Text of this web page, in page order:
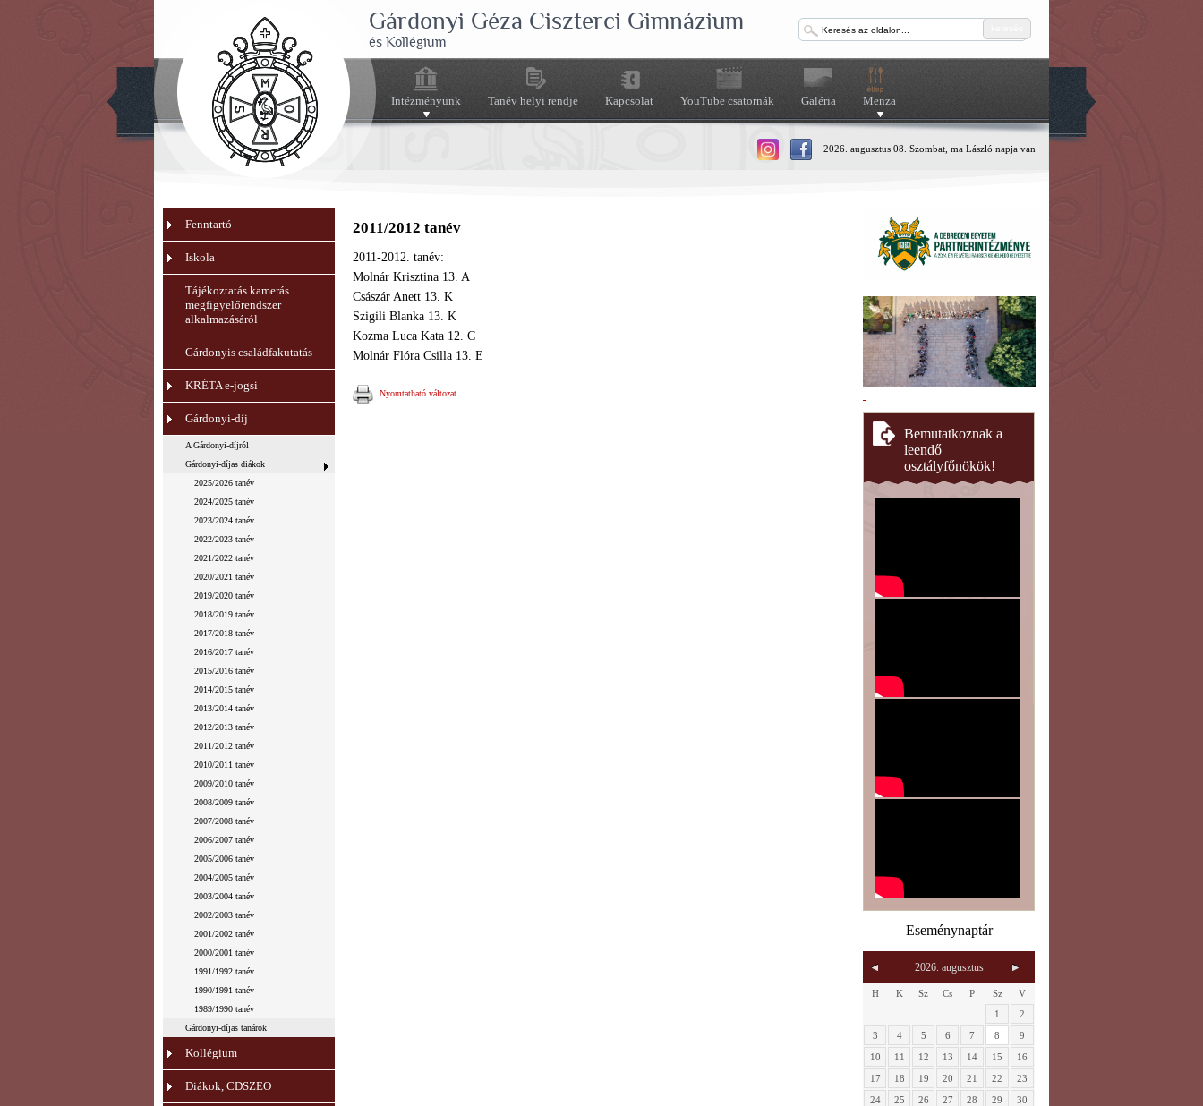
Gárdonyi Géza Ciszterci Gimnázium
és Kollégium
Intézményünk Tanév helyi rendje Kapcsolat YouTube csatornák Galéria Menza
2026. augusztus 08. Szombat, ma László napja van
Fenntartó
Iskola
Tájékoztatás kamerás
megfigyelőrendszer
alkalmazásáról
Gárdonyis családfakutatás
KRÉTA e-jogsi
Gárdonyi-díj
A Gárdonyi-díjról
Gárdonyi-díjas diákok
2025/2026 tanév
2024/2025 tanév
2023/2024 tanév
2022/2023 tanév
2021/2022 tanév
2020/2021 tanév
2019/2020 tanév
2018/2019 tanév
2017/2018 tanév
2016/2017 tanév
2015/2016 tanév
2014/2015 tanév
2013/2014 tanév
2012/2013 tanév
2011/2012 tanév
2010/2011 tanév
2009/2010 tanév
2008/2009 tanév
2007/2008 tanév
2006/2007 tanév
2005/2006 tanév
2004/2005 tanév
2003/2004 tanév
2002/2003 tanév
2001/2002 tanév
2000/2001 tanév
1991/1992 tanév
1990/1991 tanév
1989/1990 tanév
Gárdonyi-díjas tanárok
Kollégium
Diákok, CDSZEO
2011/2012 tanév
2011-2012. tanév:
Molnár Krisztina 13. A
Császár Anett 13. K
Szigili Blanka 13. K
Kozma Luca Kata 12. C
Molnár Flóra Csilla 13. E
Nyomtatható változat
Bemutatkoznak a
leendő
osztályfőnökök!
Eseménynaptár
2026. augusztus
H K Sz Cs P Sz
V
1
2
3
4 5 6 7 8
9
10
11 12 13 14 15
16
17
18 19 20 21 22
23
24
25 26 27 28 29
30